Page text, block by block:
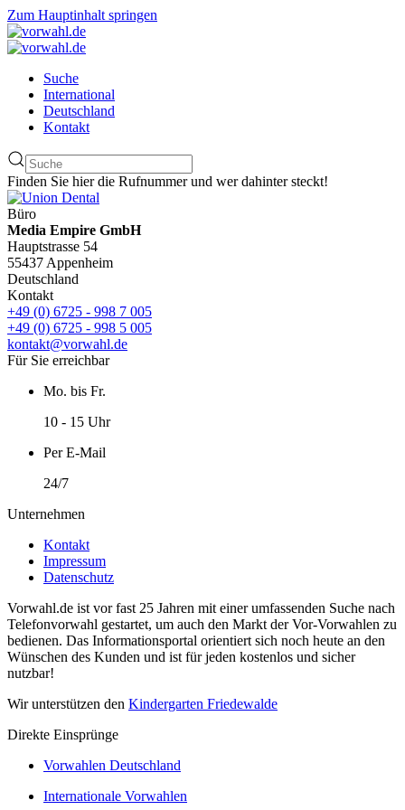
Zum Hauptinhalt springen
Suche
International
Deutschland
Kontakt
Finden Sie hier die Rufnummer und wer dahinter steckt!
Büro
Media Empire GmbH
Hauptstrasse 54
55437 Appenheim
Deutschland
Kontakt
+49 (0) 6725 - 998 7 005
+49 (0) 6725 - 998 5 005
kontakt@vorwahl.de
Für Sie erreichbar
Mo. bis Fr.
10 - 15 Uhr
Per E-Mail
24/7
Unternehmen
Kontakt
Impressum
Datenschutz
Vorwahl.de ist vor fast 25 Jahren mit einer umfassenden Suche nach
Telefonvorwahl gestartet, um auch den Markt der Vor-Vorwahlen zu
bedienen. Das Informationsportal orientiert sich noch heute an den
Wünschen des Kunden und ist für jeden kostenlos und sicher
nutzbar!
Wir unterstützen den Kindergarten Friedewalde
Direkte Einsprünge
Vorwahlen Deutschland
Internationale Vorwahlen